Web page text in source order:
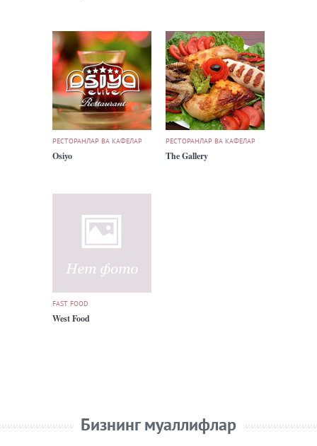
РЕСТОРАНЛАР ВА КАФЕЛАР
Osiyo
РЕСТОРАНЛАР ВА КАФЕЛАР
The Gallery
FAST FOOD
West Food
Бизнинг муаллифлар